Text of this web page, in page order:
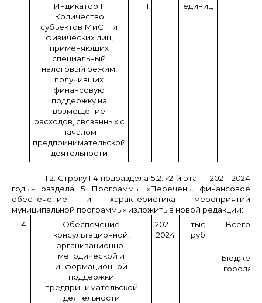
Индикатор 1.
Количество
субъектов МиСП и
физических лиц,
применяющих
специальный
налоговый режим,
получивших
финансовую
поддержку на
возмещение
расходов, связанных с
началом
предпринимательской
деятельности
1 единиц
1.2. Строку 1.4 подраздела 5.2. «2-й этап – 2021- 2024
годы» раздела 5 Программы «Перечень, финансовое
обеспечение и характеристика мероприятий
муниципальной программы» изложить в новой редакции:
1.4
Обеспечение
консультационной,
организационно-
методической и
информационной
поддержки
предпринимательской
деятельности
2021 -
2024
тыс.
руб.
Всего
Бюджет
города